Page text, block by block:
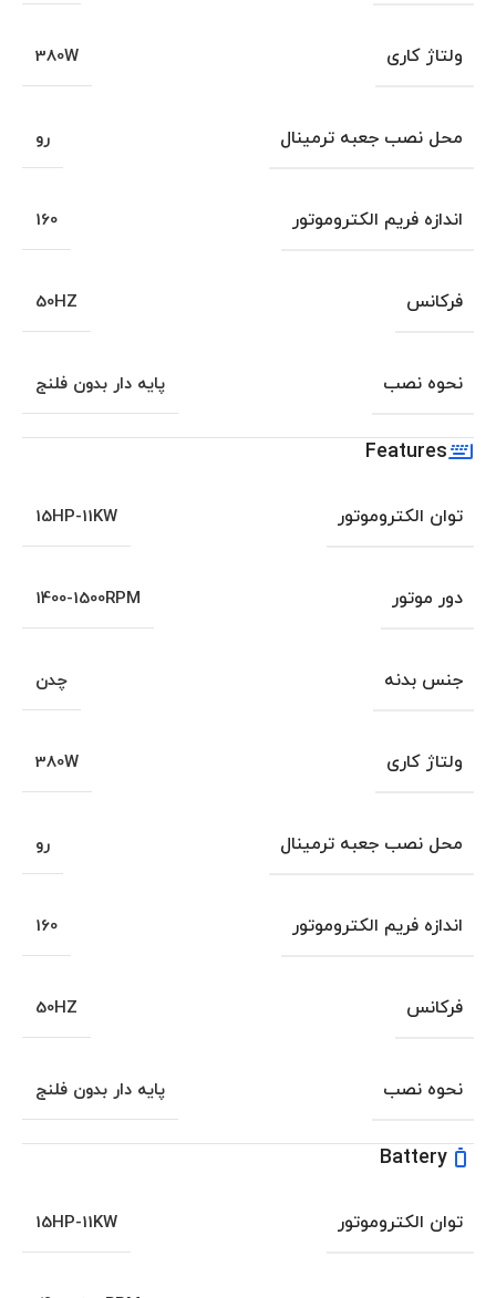
ولتاژ کاری 380W
محل نصب جعبه ترمینال رو
اندازه فریم الکتروموتور 160
فرکانس 50HZ
نحوه نصب پایه دار بدون فلنج
Features
توان الکتروموتور 15HP-11KW
دور موتور 1400-1500RPM
جنس بدنه چدن
ولتاژ کاری 380W
محل نصب جعبه ترمینال رو
اندازه فریم الکتروموتور 160
فرکانس 50HZ
نحوه نصب پایه دار بدون فلنج
Battery
توان الکتروموتور 15HP-11KW